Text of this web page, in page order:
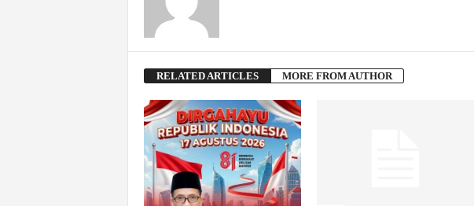
RELATED ARTICLES MORE FROM AUTHOR